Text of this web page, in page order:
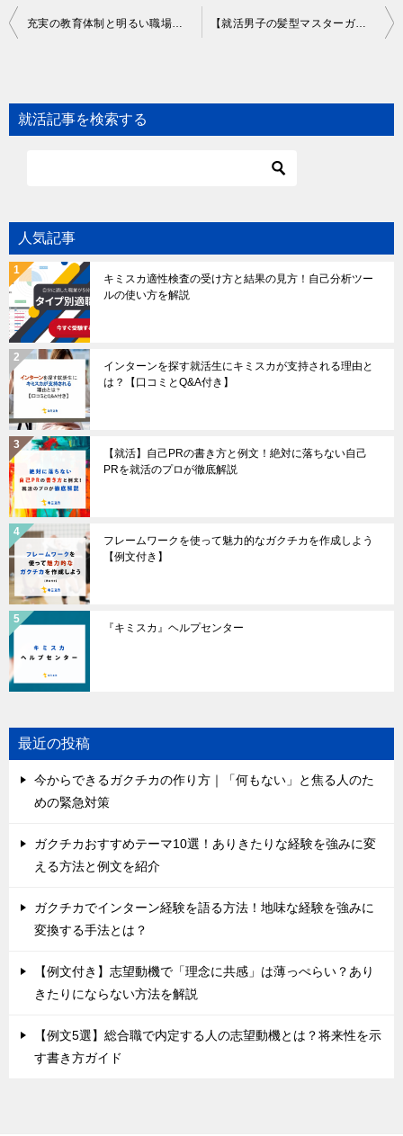
Post
就活記事を検索する
人気記事
キミスカ適性検査の受け方と結果の見方！自己分析ツー
ルの使い方を解説
インターンを探す就活生にキミスカが支持される理由と
は？【口コミとQ&A付き】
【就活】自己PRの書き方と例文！絶対に落ちない自己
PRを就活のプロが徹底解説
フレームワークを使って魅力的なガクチカを作成しよう
【例文付き】
『キミスカ』ヘルプセンター
最近の投稿
今からできるガクチカの作り方｜「何もない」と焦る人のた
めの緊急対策
ガクチカおすすめテーマ10選！ありきたりな経験を強みに変
える方法と例文を紹介
ガクチカでインターン経験を語る方法！地味な経験を強みに
変換する手法とは？
【例文付き】志望動機で「理念に共感」は薄っぺらい？あり
きたりにならない方法を解説
【例文5選】総合職で内定する人の志望動機とは？将来性を示
す書き方ガイド